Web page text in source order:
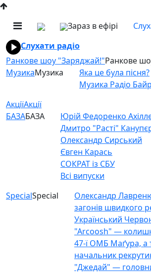
Зараз в ефірі
Слухати радіо
Ранкове шоу "Заряджай!"Ранкове
МузикаМузика
Яка це була пісня?
Музика Радіо
АкціїАкції
БАЗАБАЗА
Юрій Федоренко
Дмитро "Расті"
Олександр Сирський
Євген Карась
СОКРАТ із СБУ
Всі випуски
SpecialSpecial
Олександр
загонів швидкого
Український
"Arcoosh" —
47-ї ОМБ Маґура, а
начальник
"Джедай" —